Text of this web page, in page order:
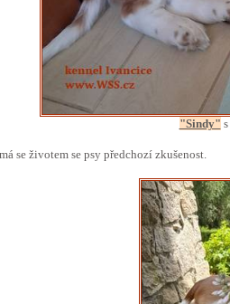
"Sindy"
se životem se psy předchozí zkušenost.